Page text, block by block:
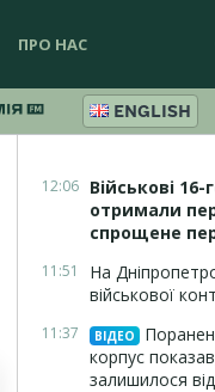
ПРО НАС
ENGLISH
12:06 Військові
отримали
спрощене
11:51
На
військової
11:37 ВІДЕО
корпус
залишилося